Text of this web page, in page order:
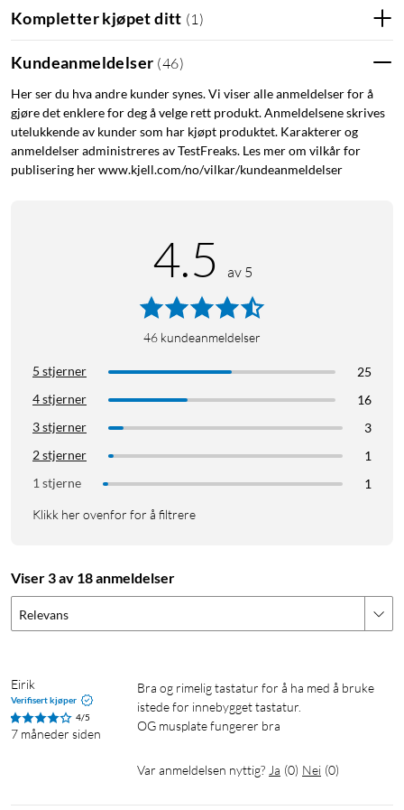
Utformet for avslappet kontroll
navigering på ett og samme sted. Når det gjelder din
datastyrte TV, gjør K400 navigeringen enklere uten at du må
koble til tastatur og mus separat (eller reise deg fra sofaen).
Slik at du helt enkelt kan se på videoer, surfe på nettet eller
chatte med venner.
å navigere i underholdningen. Installasjonen går raskt takket
være den lilla USB Unifying-mottakeren med enkel tilkobling.
Trådløst og kompatibelt
meters frihet uten forsinkelse eller avbrudd. Den trådløse
rekkevidden kan variere avhengig av bruker-, miljø- og
dataforhold. Kompatibelt med Windows 7 og nyere, Android
Kan tilpasses
Bruk det slik det er eller tilpass det med Logitech Options-
Windows og Android.
Spesifikasjoner
Batteritype: 2x AA-batterier (følger med)
Rekkevidde: ca. 10 m
Tilkobling: Logitech Unifying-mottaker (følger med)
Kompatibilitet: Windows, Android, Chrome OS
Mål: 139,9x354,3x23,5 mm
Kompletter kjøpet ditt (1 )
Kundeanmeldelser (46)
Her ser du hva andre kunder synes. Vi viser alle anmeldelser for å
gjøre det enklere for deg å velge rett produkt. Anmeldelsene skrives
utelukkende av kunder som har kjøpt produktet. Karakterer og
anmeldelser administreres av TestFreaks. Les mer om vilkår for
publisering her www.kjell.com/no/vilkar/kundeanmeldelser
4.5 av 5
46 kundeanmeldelser
5 stjerner
25
4 stjerner
16
3 stjerner
3
2 stjerner
1
1 stjerne
1
Klikk her ovenfor for å filtrere
Viser 3 av 18 anmeldelser
Relevans
Eirik
Verifisert kjøper
4/5
7 måneder siden
Bra og rimelig tastatur for å ha med å bruke
istede for innebygget tastatur.
OG musplate fungerer bra
Var anmeldelsen nyttig? Ja (0) Nei (0)